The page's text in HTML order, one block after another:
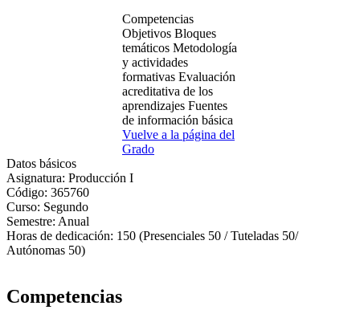
Competencias
Objetivos Bloques
temáticos Metodología
y actividades
formativas Evaluación
acreditativa de los
aprendizajes Fuentes
de información básica
Vuelve a la página del
Grado
Datos básicos
Asignatura: Producción I
Código: 365760
Curso: Segundo
Semestre: Anual
Horas de dedicación: 150 (Presenciales 50 / Tuteladas 50/
Autónomas 50)
Competencias